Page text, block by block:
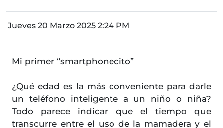
Jueves 20 Marzo 2025 2:24 PM
Mi primer “smartphonecito”
¿Qué edad es la más conveniente para darle
un teléfono inteligente a un niño o niña?
Todo parece indicar que el tiempo que
transcurre entre el uso de la mamadera y el